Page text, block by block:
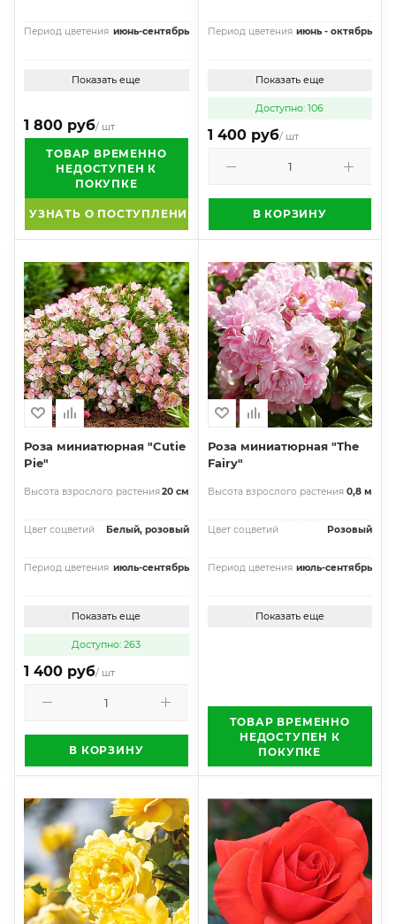
Период цветения июнь-сентябрь
Показать еще
1 800 руб/ шт
ТОВАР ВРЕМЕННО
НЕДОСТУПЕН К
ПОКУПКЕ
УЗНАТЬ О ПОСТУПЛЕНИИ
Период цветения июнь - октябрь
Показать еще
Доступно: 106
1 400 руб/ шт
В КОРЗИНУ
Роза миниатюрная "Cutie
Pie"
Высота взрослого растения20 см
Цвет соцветий Белый, розовый
Период цветения июль-сентябрь
Показать еще
Доступно: 263
1 400 руб/ шт
В КОРЗИНУ
Роза миниатюрная "The
Fairy"
Высота взрослого растения 0,8 м
Цвет соцветий Розовый
Период цветения июль-сентябрь
Показать еще
ТОВАР ВРЕМЕННО
НЕДОСТУПЕН К
ПОКУПКЕ